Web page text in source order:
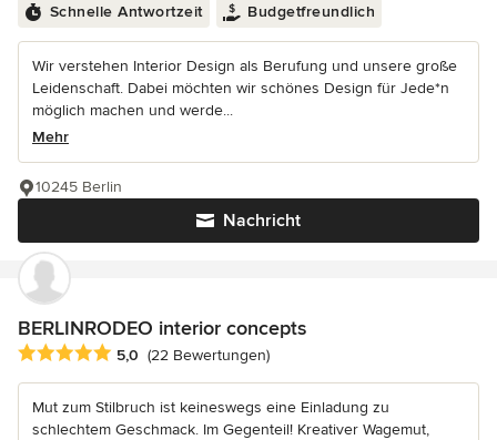
Schnelle Antwortzeit Budgetfreundlich
Wir verstehen Interior Design als Berufung und unsere große
Leidenschaft. Dabei möchten wir schönes Design für Jede*n
möglich machen und werde...
Mehr
Nachricht
10245 Berlin
BERLINRODEO interior concepts
Durchschnittliche Bewertung: 5 von 5 Sternen
5,0 (22 Bewertungen)
Mut zum Stilbruch ist keineswegs eine Einladung zu
schlechtem Geschmack. Im Gegenteil! Kreativer Wagemut,